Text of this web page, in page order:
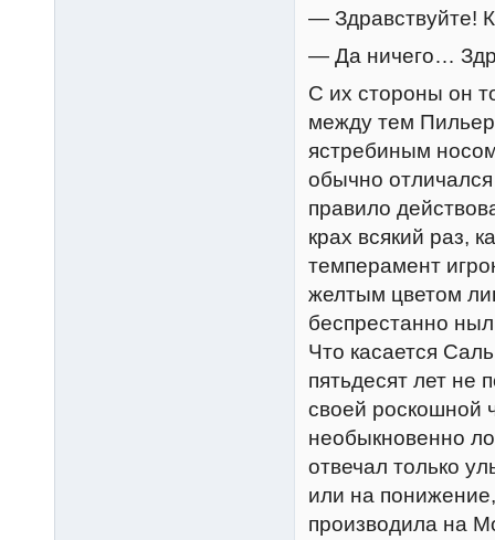
— Здравствуйте!
— Да ничего…
С их стороны он
между тем
ястребиным
обычно
правило
крах всякий раз,
темперамент
желтым цветом
беспрестанно
Что касается
пятьдесят лет не
своей роскошной
необыкновенно
отвечал только
или на
производила на